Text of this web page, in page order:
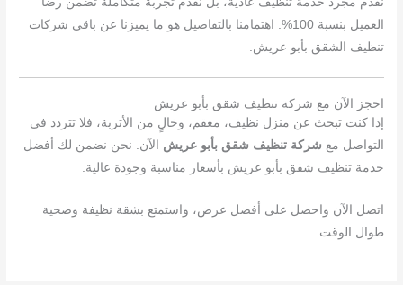
العميل بنسبة 100%. اهتمامنا بالتفاصيل هو ما يميزنا عن باقي شركات
تنظيف الشقق بأبو عريش.
احجز الآن مع شركة تنظيف شقق بأبو عريش
إذا كنت تبحث عن منزل نظيف، معقم، وخالٍ من الأتربة، فلا تتردد في
التواصل مع شركة تنظيف شقق بأبو عريش الآن. نحن نضمن لك أفضل
خدمة تنظيف شقق بأبو عريش بأسعار مناسبة وجودة عالية.
اتصل الآن واحصل على أفضل عرض، واستمتع بشقة نظيفة وصحية
طوال الوقت.